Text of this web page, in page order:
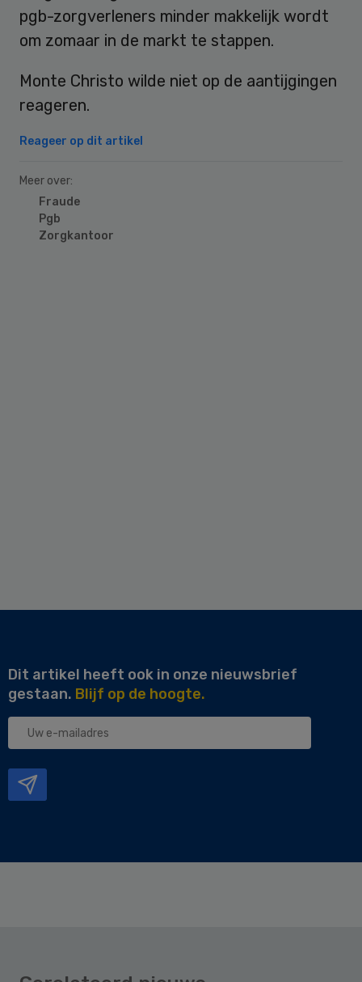
pgb-zorgverleners minder makkelijk wordt
om zomaar in de markt te stappen.
Monte Christo wilde niet op de aantijgingen
reageren.
Reageer op dit artikel
Meer over:
Fraude
Pgb
Zorgkantoor
Dit artikel heeft ook in onze nieuwsbrief
gestaan. Blijf op de hoogte.
Uw